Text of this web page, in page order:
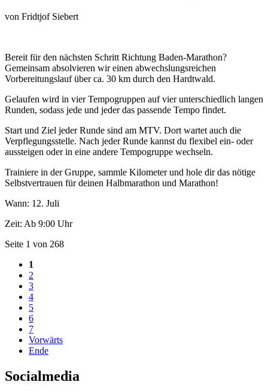
von Fridtjof Siebert
Bereit für den nächsten Schritt Richtung Baden-Marathon?
Gemeinsam absolvieren wir einen abwechslungsreichen
Vorbereitungslauf über ca. 30 km durch den Hardtwald.
Gelaufen wird in vier Tempogruppen auf vier unterschiedlich langen
Runden, sodass jede und jeder das passende Tempo findet.
Start und Ziel jeder Runde sind am MTV. Dort wartet auch die
Verpflegungsstelle. Nach jeder Runde kannst du flexibel ein- oder
aussteigen oder in eine andere Tempogruppe wechseln.
Trainiere in der Gruppe, sammle Kilometer und hole dir das nötige
Selbstvertrauen für deinen Halbmarathon und Marathon!
Wann: 12. Juli
Zeit: Ab 9:00 Uhr
Seite 1 von 268
1
2
3
4
5
6
7
Vorwärts
Ende
Socialmedia